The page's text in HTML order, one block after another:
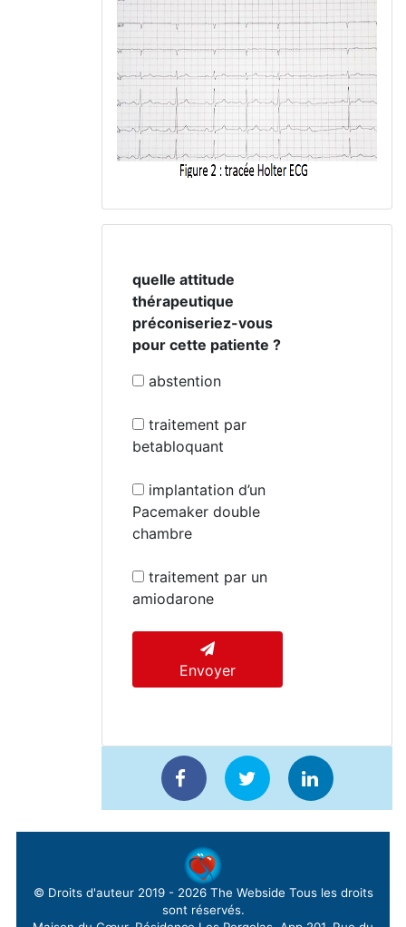
quelle attitude
thérapeutique
préconiseriez-vous
pour cette patiente ?
abstention
traitement par
betabloquant
implantation d’un
Pacemaker double
chambre
traitement par un
amiodarone
Envoyer
© Droits d'auteur 2019 - 2026 The Webside Tous les droits
sont réservés.